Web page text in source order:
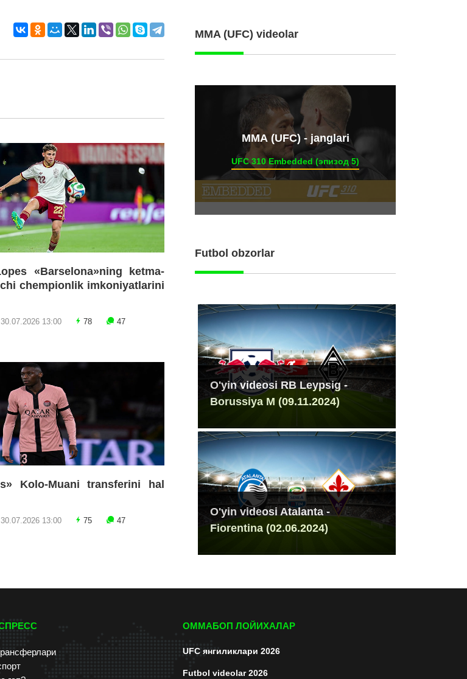
«Barselona»ning ketma-
chempionlik imkoniyatlarini
30.07.2026 13:00 78 47
Kolo-Muani transferini hal
30.07.2026 13:00 75 47
MMA (UFC) videolar
ММА (UFC) - janglari
UFC 310 Embedded (эпизод 5)
Futbol obzorlar
O'yin videosi RB Leypsig -
Borussiya M (09.11.2024)
O'yin videosi Atalanta -
Fiorentina (02.06.2024)
ОММАБОП ЛОЙИХАЛАР
UFC янгиликлари 2026
Futbol videolar 2026